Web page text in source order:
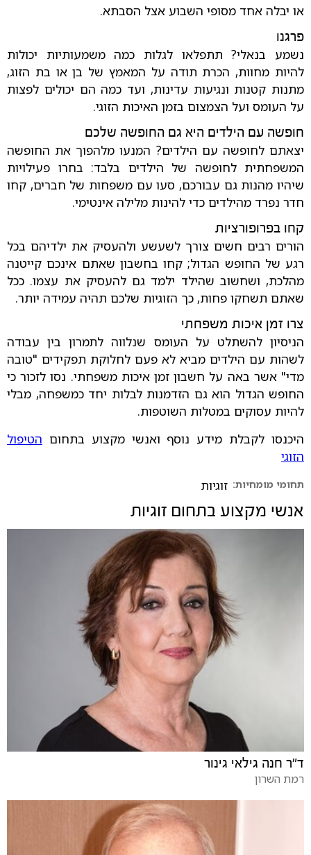
או יבלה אחד מסופי השבוע אצל הסבתא.
פרגנו
נשמע בנאלי? תתפלאו לגלות כמה משמעותיות יכולות
להיות מחוות, הכרת תודה על המאמץ של בן או בת הזוג,
מתנות קטנות ונגיעות עדינות, ועד כמה הם יכולים לפצות
על העומס ועל הצמצום בזמן האיכות הזוגי.
חופשה עם הילדים היא גם החופשה שלכם
יצאתם לחופשה עם הילדים? המנעו מלהפוך את החופשה
המשפחתית לחופשה של הילדים בלבד: בחרו פעילויות
שיהיו מהנות גם עבורכם, סעו עם משפחות של חברים, קחו
חדר נפרד מהילדים כדי להינות מלילה אינטימי.
קחו בפרופורציות
הורים רבים חשים צורך לשעשע ולהעסיק את ילדיהם בכל
רגע של החופש הגדול; קחו בחשבון שאתם אינכם קייטנה
מהלכת, ושחשוב שהילד ילמד גם להעסיק את עצמו. ככל
שאתם תשחקו פחות, כך הזוגיות שלכם תהיה עמידה יותר.
צרו זמן איכות משפחתי
הניסיון להשתלט על העומס שנלווה לתמרון בין עבודה
לשהות עם הילדים מביא לא פעם לחלוקת תפקידים "טובה
מדי" אשר באה על חשבון זמן איכות משפחתי. נסו לזכור כי
החופש הגדול הוא גם הזדמנות לבלות יחד כמשפחה, מבלי
להיות עסוקים במטלות השוטפות.
היכנסו לקבלת מידע נוסף ואנשי מקצוע בתחום הטיפול
הזוגי
תחומי מומחיות: זוגיות
אנשי מקצוע בתחום זוגיות
ד"ר חנה גילאי גינור
רמת השרון